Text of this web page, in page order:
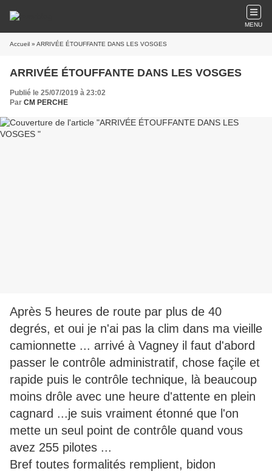
MENU
Accueil » ARRIVÉE ÉTOUFFANTE DANS LES VOSGES
ARRIVÉE ÉTOUFFANTE DANS LES VOSGES
Publié le 25/07/2019 à 23:02
Par CM PERCHE
Après 5 heures de route par plus de 40
degrés, et oui je n'ai pas la clim dans ma vieille
camionnette ... arrivé à Vagney il faut d'abord
passer le contrôle administratif, chose façile et
rapide puis le contrôle technique, là beaucoup
moins drôle avec une heure d'attente en plein
cagnard ...je suis vraiment étonné que l'on
mette un seul point de contrôle quand vous
avez 255 pilotes ...
Bref toutes formalités remplient, bidon